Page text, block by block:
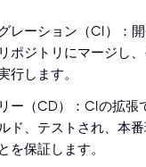
レーション（CI）：
ポジトリにマージし
行します。
ー（CD）：CIの拡張
ド、テストされ、本
を保証します。